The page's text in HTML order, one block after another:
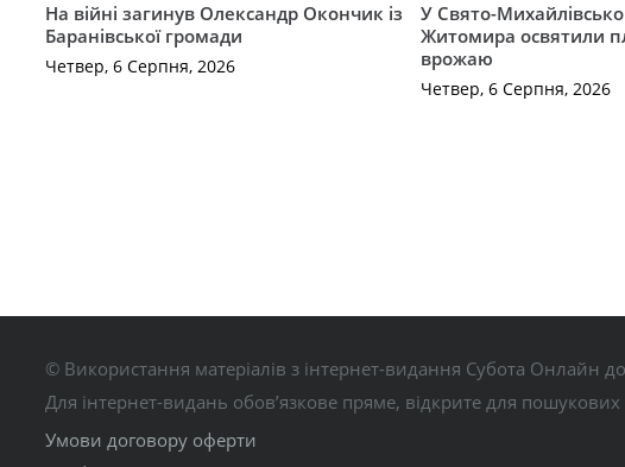
На війні загинув Олександр Окончик із
Баранівської громади
Четвер, 6 Серпня, 2026
У Свято-
Житомира освятили
врожаю
Четвер, 6 Серпня, 2026
© Використання матеріалів з інтернет-видання Субота Онлайн
Для інтернет-видань обов’язкове пряме, відкрите для
Умови договору оферти